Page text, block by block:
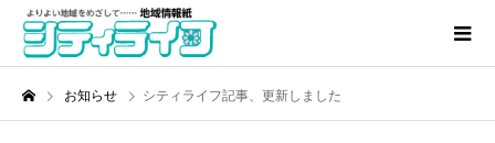
お知らせ シティライフ記事、更新しました